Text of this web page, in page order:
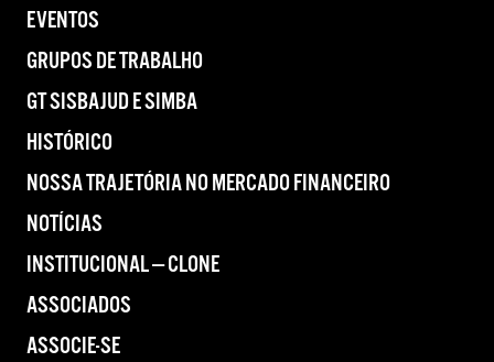
EVENTOS
GRUPOS DE TRABALHO
GT SISBAJUD E SIMBA
HISTÓRICO
NOSSA TRAJETÓRIA NO MERCADO FINANCEIRO
NOTÍCIAS
INSTITUCIONAL — CLONE
ASSOCIADOS
ASSOCIE-SE